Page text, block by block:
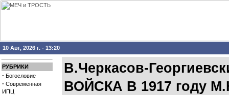
10 Авг, 2026 г. - 13:20
РУБРИКИ
· Богословие
· Современная
ИПЦ
В.Черкасов-
ВОЙСКА В 1917 году